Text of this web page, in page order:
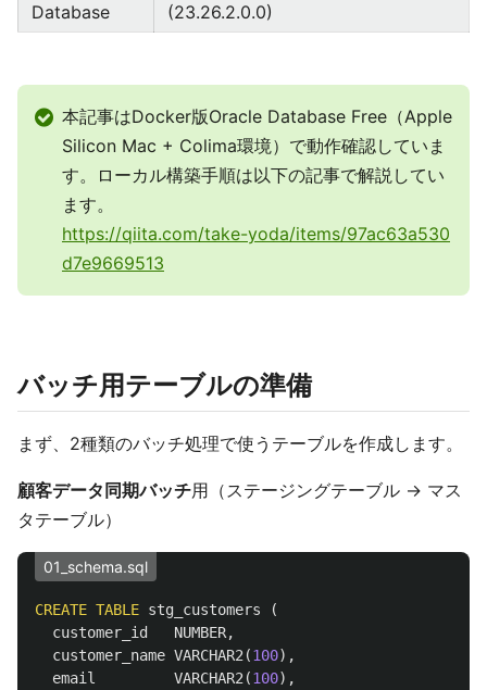
Database
(23.26.2.0.0)
本記事はDocker版Oracle Database Free（Apple
Silicon Mac + Colima環境）で動作確認していま
す。ローカル構築手順は以下の記事で解説してい
ます。
https://qiita.com/take-yoda/items/97ac63a530
d7e9669513
バッチ用テーブルの準備
まず、2種類のバッチ処理で使うテーブルを作成します。
顧客データ同期バッチ用（ステージングテーブル → マス
タテーブル）
01_schema.sql
CREATE TABLE stg_customers
(
customer_id
NUMBER,
customer_name VARCHAR2 (100),
email
VARCHAR2 (100),